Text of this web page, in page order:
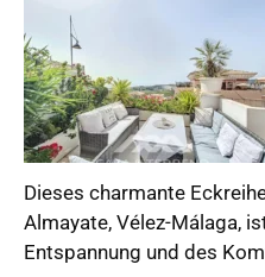
Dieses charmante
Almayate, Vélez-Málaga,
Entspannung und des